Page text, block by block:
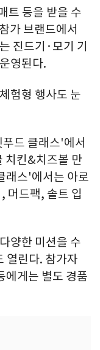
트 등을 받을 수
가 브랜드에서
진드기·모기 기
영된다.
험형 행사도 눈
드 클래스'에서
치킨&치즈볼 만
래스'에서는 아로
머드팩, 솔트 입
양한 미션을 수
열린다. 참가자
에게는 별도 경품